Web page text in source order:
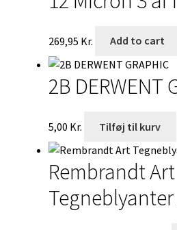
269,95 Kr. Add to cart
2B DERWENT
5,00 Kr. Tilføj til kurv
Rembrandt Art
Tegneblyanter